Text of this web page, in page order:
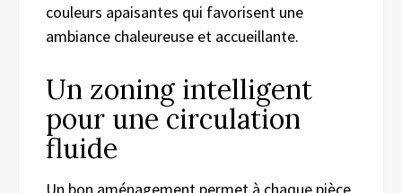
couleurs apaisantes qui favorisent une
ambiance chaleureuse et accueillante.
Un zoning intelligent
pour une circulation
fluide